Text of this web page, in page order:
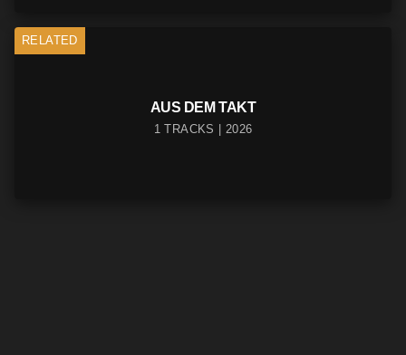
RELATED
AUS DEM TAKT
1 TRACKS | 2026